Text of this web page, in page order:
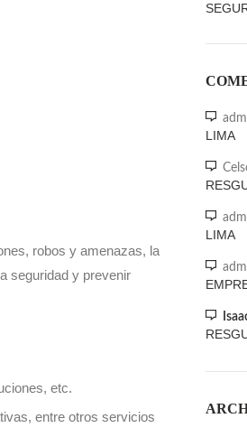
, robos y amenazas, la
seguridad y prevenir
etc.
entre otros servicios
LIMA
LIMA